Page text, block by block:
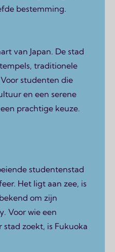
bestemming.
van Japan. De stad
traditionele
studenten die
en een serene
prachtige keuze.
studentenstad
Het ligt aan zee, is
om zijn
Voor wie een
zoekt, is Fukuoka